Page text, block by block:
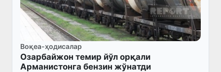
Воқеа-ҳодисалар
Озарбайжон темир йўл орқали
Арманистонга бензин жўнатди